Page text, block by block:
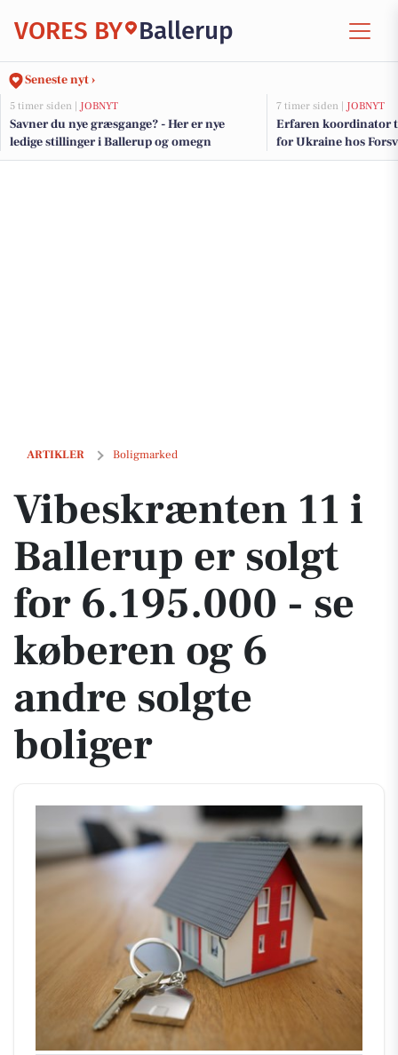
VORES BY Ballerup
Seneste nyt ›
5 timer siden | JOBNYT
Savner du nye græsgange? - Her er nye
ledige stillinger i Ballerup og omegn
7 timer siden | JOBNYT
Erfaren koordinator
for Ukraine hos
indkøbsstyrelse
ARTIKLER Boligmarked
Vibeskrænten 11 i Ballerup er solgt for 6.195.000 - se køberen og 6
Vibeskrænten 11 i
Ballerup er solgt
for 6.195.000 - se
køberen og 6
andre solgte
boliger